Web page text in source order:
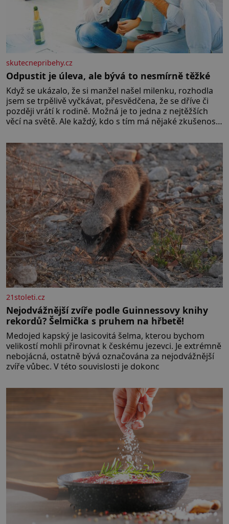
skutecnepribehy.cz
Odpustit je úleva, ale bývá to nesmírně těžké
Když se ukázalo, že si manžel našel milenku, rozhodla
jsem se trpělivě vyčkávat, přesvědčena, že se dříve či
později vrátí k rodině. Možná je to jedna z nejtěžších
věcí na světě. Ale každý, kdo s tím má nějaké zkušenosti,
Když se ke mně doneslo, že si manžel pořídil milenku,
21stoleti.cz
Nejodvážnější zvíře podle Guinnessovy knihy
rekordů? Šelmička s pruhem na hřbetě!
Medojed kapský je lasicovitá šelma, kterou bychom
velikostí mohli přirovnat k českému jezevci. Je extrémně
nebojácná, ostatně bývá označována za nejodvážnější
zvíře vůbec. V této souvislosti je dokonc